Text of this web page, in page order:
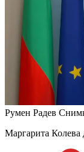
Румен Радев
Маргарита Колева